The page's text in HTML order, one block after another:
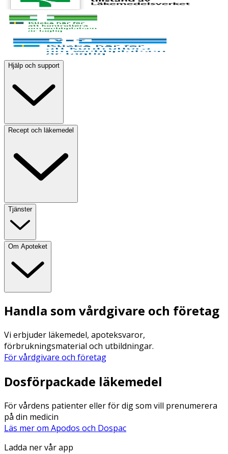
Hjälp och support
Recept och läkemedel
Tjänster
Om Apoteket
Handla som vårdgivare och företag
Vi erbjuder läkemedel, apoteksvaror,
förbrukningsmaterial och utbildningar.
För vårdgivare och företag
Dosförpackade läkemedel
För vårdens patienter eller för dig som vill prenumerera
på din medicin
Läs mer om Apodos och Dospac
Ladda ner vår app